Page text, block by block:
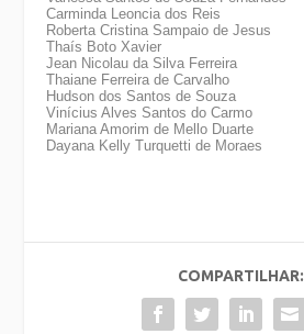
Carminda Leoncia dos Reis
Roberta Cristina Sampaio de Jesus
Thaís Boto Xavier
Jean Nicolau da Silva Ferreira
Thaiane Ferreira de Carvalho
Hudson dos Santos de Souza
Vinícius Alves Santos do Carmo
Mariana Amorim de Mello Duarte
Dayana Kelly Turquetti de Moraes
COMPARTILHAR: